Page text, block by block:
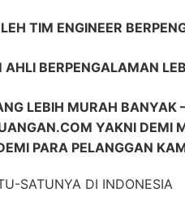
TIM ENGINEER
AHLI BERPENGALAMAN
LEBIH MURAH BANYAK
YAKNI DEMI
PARA PELANGGAN
SATUNYA DI INDONESIA